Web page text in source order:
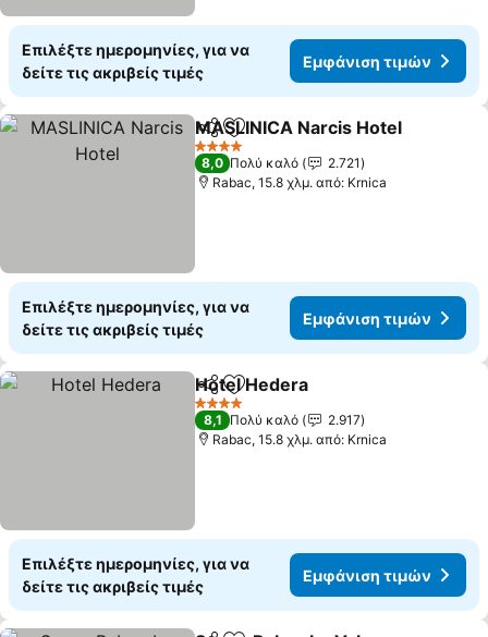
Επιλέξτε ημερομηνίες, για να
δείτε τις ακριβείς τιμές
Εμφάνιση τιμών
Κοινοποίηση
Προσθήκη στα αγαπημένα
MASLINICA Narcis Hotel
4 Αστέρια
8,0 Πολύ καλό
2.721
Rabac, 15.8 χλμ. από: Krnica
Επιλέξτε ημερομηνίες, για να
δείτε τις ακριβείς τιμές
Εμφάνιση τιμών
Κοινοποίηση
Προσθήκη στα αγαπημένα
Hotel Hedera
4 Αστέρια
8,1 Πολύ καλό
2.917
Rabac, 15.8 χλμ. από: Krnica
Επιλέξτε ημερομηνίες, για να
δείτε τις ακριβείς τιμές
Εμφάνιση τιμών